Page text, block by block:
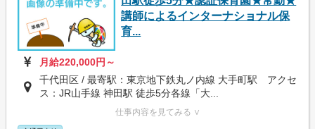
講師によるインターナショナル保
育...
月給220,000円～
千代田区 / 最寄駅：東京地下鉄丸ノ内線 大手町駅 アクセ
ス：JR山手線 神田駅 徒歩5分各線「大...
仕事内容を見てみる ∨